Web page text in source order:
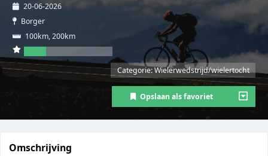
20-06-2026
Borger
100km, 200km
Categorie: Wielerwedstrijd/wielertocht
Opslaan als favoriet
Omschrijving